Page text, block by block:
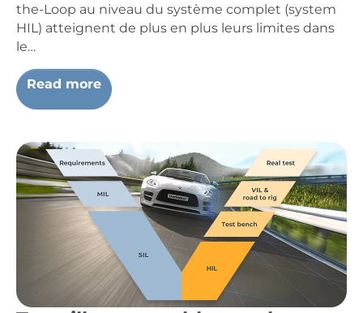
the-Loop au niveau du système complet (system
HIL) atteignent de plus en plus leurs limites dans
le…
Read more